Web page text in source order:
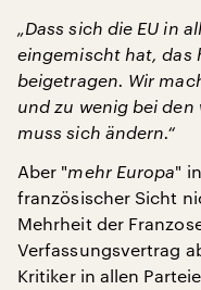
„Dass sich die EU in
eingemischt hat, das
beigetragen. Wir
und zu wenig bei
muss sich ändern.“
Aber "mehr Europa"
französischer Sicht
Mehrheit der
Verfassungsvertrag
Kritiker in allen